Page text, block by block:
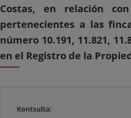
Costas, en relación
pertenecientes a las
número 10.191, 11.821,
en el Registro de la
Kontsulta: